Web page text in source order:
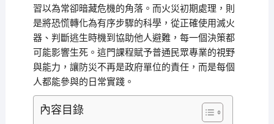
習以為常卻暗藏危機的角落。而火災初期處理，則
是將恐慌轉化為有序步驟的科學，從正確使用滅火
器、判斷逃生時機到協助他人避難，每一個決策都
可能影響生死。這門課程賦予普通民眾專業的視野
與能力，讓防災不再是政府單位的責任，而是每個
人都能參與的日常實踐。
內容目錄